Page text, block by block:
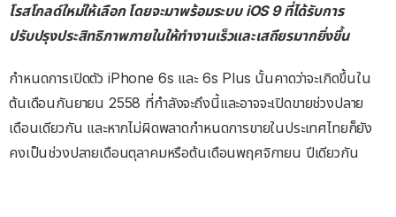
โรสโกลด์ใหม่ให้เลือก โดยจะมาพร้อมระบบ iOS 9 ที่ได้รับการ
ปรับปรุงประสิทธิภาพภายในให้ทำงานเร็วและเสถียรมากยิ่งขึ้น
กำหนดการเปิดตัว iPhone 6s และ 6s Plus นั้นคาดว่าจะเกิดขึ้นใน
ต้นเดือนกันยายน 2558 ที่กำลังจะถึงนี้และอาจจะเปิดขายช่วงปลาย
เดือนเดียวกัน และหากไม่ผิดพลาดกำหนดการขายในประเทศไทยก็ยัง
คงเป็นช่วงปลายเดือนตุลาคมหรือต้นเดือนพฤศจิกายน ปีเดียวกัน